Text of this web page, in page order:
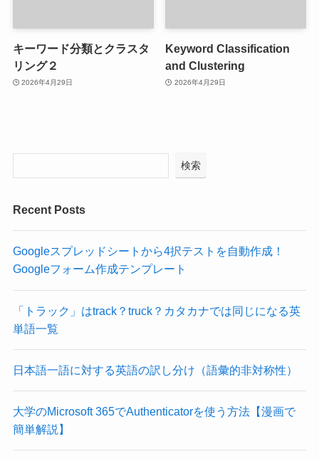
キーワード分類とクラスタ
リング２
2026年4月29日
Keyword Classification
and Clustering
2026年4月29日
検索
Recent Posts
Googleスプレッドシートから4択テストを自動作成！
Googleフォーム作成テンプレート
「トラック」はtrack？truck？カタカナでは同じになる英
単語一覧
日本語一語に対する英語の訳し分け（語彙的非対称性）
大学のMicrosoft 365でAuthenticatorを使う方法【漫画で
簡単解説】